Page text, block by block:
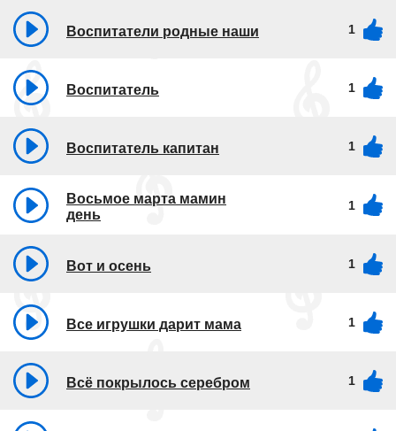
Воспитатели родные наши 1
Воспитатель 1
Воспитатель капитан 1
Восьмое марта мамин
день
1
Вот и осень 1
Все игрушки дарит мама 1
Всё покрылось серебром 1